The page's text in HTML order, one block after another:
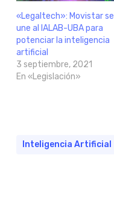
«Legaltech»: Movistar se
une al IALAB-UBA para
potenciar la inteligencia
artificial
3 septiembre, 2021
En «Legislación»
Inteligencia Artificial